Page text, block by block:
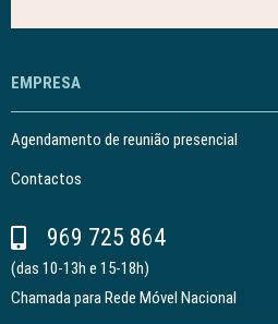
EMPRESA
Agendamento de reunião presencial
Contactos
969 725 864
(das 10-13h e 15-18h)
Chamada para Rede Móvel Nacional